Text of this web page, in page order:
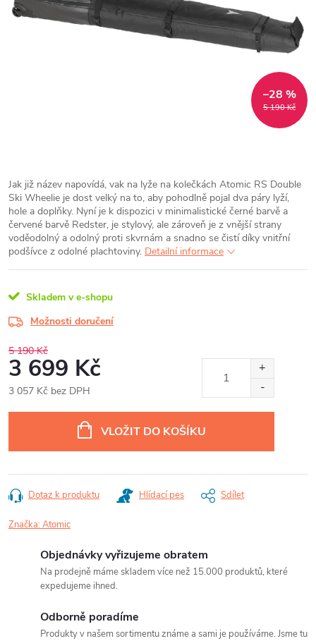
5 190 Kč
–28 %
Jak již název napovídá, vak na lyže na kolečkách Atomic RS Double
Ski Wheelie je dost velký na to, aby pohodlně pojal dva páry lyží,
hole a doplňky. Nyní je k dispozici v minimalistické černé barvě a
červené barvě Redster, je stylový, ale zároveň je z vnější strany
voděodolný a odolný proti skvrnám a snadno se čistí díky vnitřní
podšívce z odolné plachtoviny. Detailní informace
Skladem v e-shopu
Možnosti doručení
5 190 Kč
3 699 Kč
3 057 Kč bez DPH
VLOŽIT DO KOŠÍKU
Dotaz k produktu Hlídací pes Sdílet
Značka:Atomic
Objednávky vyřizujeme obratem
Na prodejně máme skladem více než 15.000 produktů, které
expedujeme ihned.
Odborně poradíme
Produkty v našem sortimentu známe a sami je používáme. Jsme tu